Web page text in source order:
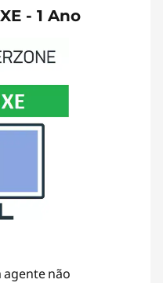
- 1 Ano
agente não